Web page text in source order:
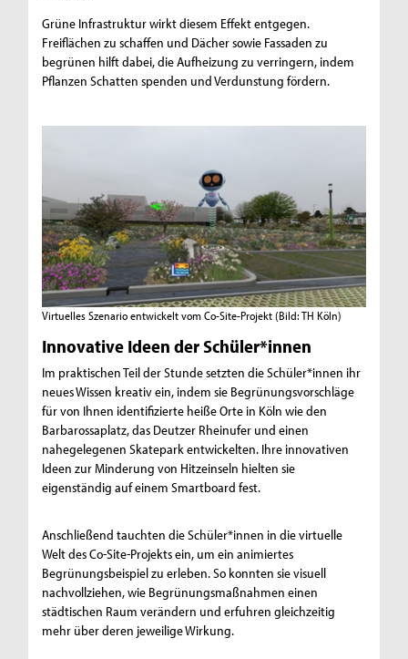
Grüne Infrastruktur wirkt diesem Effekt entgegen.
Freiflächen zu schaffen und Dächer sowie Fassaden zu
begrünen hilft dabei, die Aufheizung zu verringern, indem
Pflanzen Schatten spenden und Verdunstung fördern.
Virtuelles Szenario entwickelt vom Co-Site-Projekt (Bild: TH Köln)
Innovative Ideen der Schüler*innen
Im praktischen Teil der Stunde setzten die Schüler*innen ihr
neues Wissen kreativ ein, indem sie Begrünungsvorschläge
für von Ihnen identifizierte heiße Orte in Köln wie den
Barbarossaplatz, das Deutzer Rheinufer und einen
nahegelegenen Skatepark entwickelten. Ihre innovativen
Ideen zur Minderung von Hitzeinseln hielten sie
eigenständig auf einem Smartboard fest.
Anschließend tauchten die Schüler*innen in die virtuelle
Welt des Co-Site-Projekts ein, um ein animiertes
Begrünungsbeispiel zu erleben. So konnten sie visuell
nachvollziehen, wie Begrünungsmaßnahmen einen
städtischen Raum verändern und erfuhren gleichzeitig
mehr über deren jeweilige Wirkung.